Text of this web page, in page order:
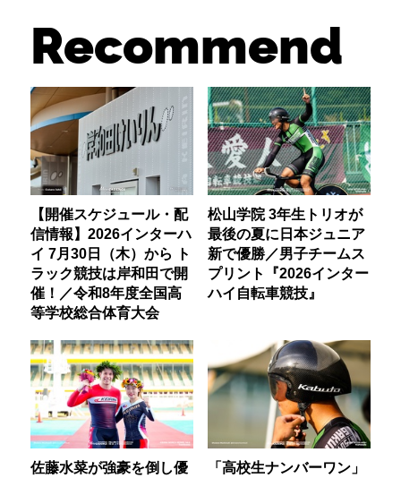
Recommend
【開催スケジュール・配
信情報】2026インターハ
イ 7月30日（木）から ト
ラック競技は岸和田で開
催！／令和8年度全国高
等学校総合体育大会
松山学院 3年生トリオが
最後の夏に日本ジュニア
新で優勝／男子チームス
プリント『2026インター
ハイ自転車競技』
佐藤水菜が強豪を倒し優
「高校生ナンバーワン」